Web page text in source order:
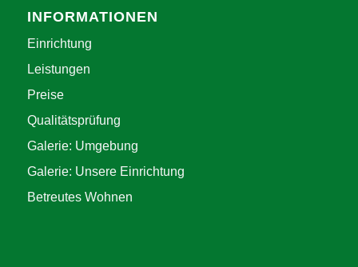
INFORMATIONEN
Einrichtung
Leistungen
Preise
Qualitätsprüfung
Galerie: Umgebung
Galerie: Unsere Einrichtung
Betreutes Wohnen